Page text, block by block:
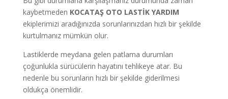
kaybetmeden KOCATAŞ OTO LASTİK YARDIM
ekiplerimizi aradığınızda sorunlarınızdan hızlı bir şekilde
kurtulmanız mümkün olur.
Lastiklerde meydana gelen patlama durumları
çoğunlukla sürücülerin hayatını tehlikeye atar. Bu
nedenle bu sorunların hızlı bir şekilde giderilmesi
oldukça önemlidir.